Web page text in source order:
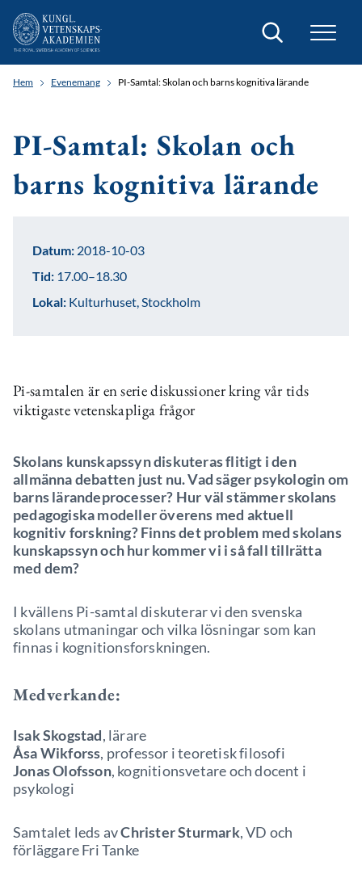
Sök
Hem Evenemang PI-Samtal: Skolan och barns kognitiva lärande
PI-Samtal: Skolan och
barns kognitiva lärande
Pi-samtalen är en serie diskussioner kring vår tids
viktigaste vetenskapliga frågor
Skolans kunskapssyn diskuteras flitigt i den
allmänna debatten just nu. Vad säger psykologin om
barns lärandeprocesser? Hur väl stämmer skolans
pedagogiska modeller överens med aktuell
kognitiv forskning? Finns det problem med skolans
kunskapssyn och hur kommer vi i så fall tillrätta
med dem?
I kvällens Pi-samtal diskuterar vi den svenska
skolans utmaningar och vilka lösningar som kan
finnas i kognitionsforskningen.
Medverkande:
Isak Skogstad, lärare
Åsa Wikforss, professor i teoretisk filosofi
Jonas Olofsson, kognitionsvetare och docent i
psykologi
Samtalet leds avChrister Sturmark, VD och
förläggare Fri Tanke
Datum: 2018-10-03
Tid: 17.00–18.30
Lokal: Kulturhuset, Stockholm